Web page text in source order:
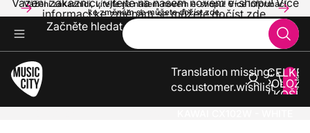
Vážení zákazníci, vítejte na našem novém e-shopu! Více informací
ke změnám se můžete dočíst zde.
Vážení zákazníci, vítejte na našem novém e-shopu! Více
informací ke změnám se můžete dočíst zde.
Začněte hledat
Translation missing:
cs.customer.wishlist
V
0